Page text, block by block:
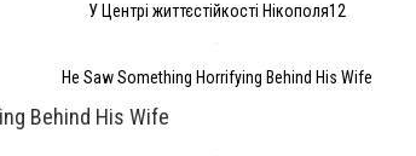
У Центрі життєстійкості Нікополя12
He Saw Something Horrifying Behind His Wife
Behind His Wife